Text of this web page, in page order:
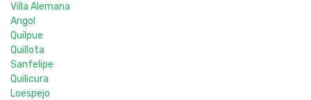
Villa Alemana
Angol
Quilpue
Quillota
Sanfelipe
Quilicura
Loespejo